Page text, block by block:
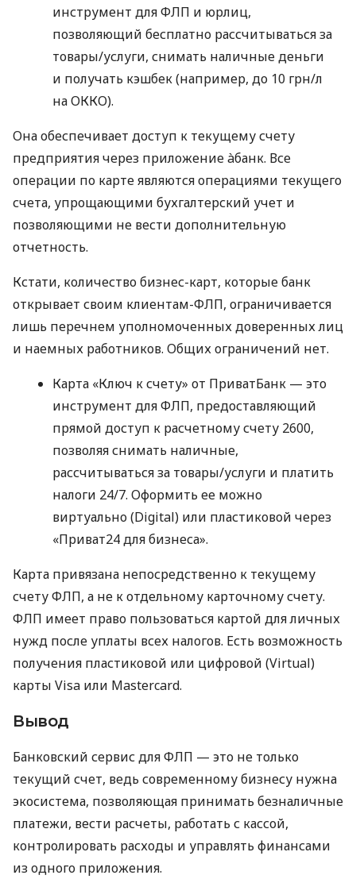
инструмент для ФЛП и юрлиц,
позволяющий бесплатно рассчитываться за
товары/услуги, снимать наличные деньги
и получать кэшбек (например, до 10 грн/л
на ОККО).
Она обеспечивает доступ к текущему счету
предприятия через приложение àбанк. Все
операции по карте являются операциями текущего
счета, упрощающими бухгалтерский учет и
позволяющими не вести дополнительную
отчетность.
Кстати, количество бизнес-карт, которые банк
открывает своим клиентам-ФЛП, ограничивается
лишь перечнем уполномоченных доверенных лиц
и наемных работников. Общих ограничений нет.
Карта «Ключ к счету» от ПриватБанк — это
инструмент для ФЛП, предоставляющий
прямой доступ к расчетному счету 2600,
позволяя снимать наличные,
рассчитываться за товары/услуги и платить
налоги 24/7. Оформить ее можно
виртуально (Digital) или пластиковой через
«Приват24 для бизнеса».
Карта привязана непосредственно к текущему
счету ФЛП, а не к отдельному карточному счету.
ФЛП имеет право пользоваться картой для личных
нужд после уплаты всех налогов. Есть возможность
получения пластиковой или цифровой (Virtual)
карты Visa или Mastercard.
Вывод
Банковский сервис для ФЛП — это не только
текущий счет, ведь современному бизнесу нужна
экосистема, позволяющая принимать безналичные
платежи, вести расчеты, работать с кассой,
контролировать расходы и управлять финансами
из одного приложения.